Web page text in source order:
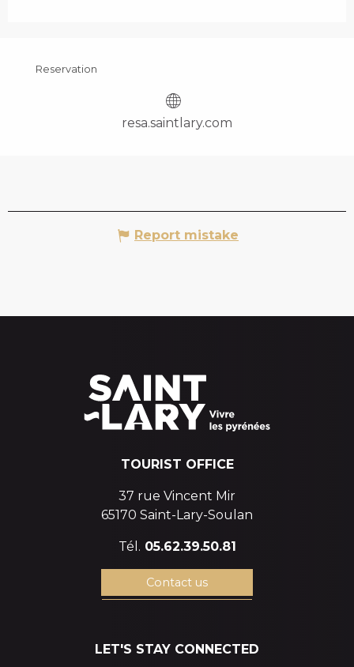
Reservation
resa.saintlary.com
Report mistake
TOURIST OFFICE
37 rue Vincent Mir
65170 Saint-Lary-Soulan
Tél. 05.62.39.50.81
Contact us
LET'S STAY CONNECTED